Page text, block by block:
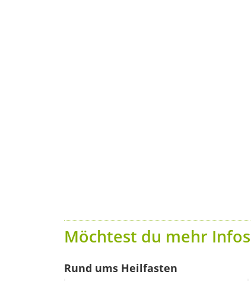
Möchtest du mehr
Rund ums Heilfasten